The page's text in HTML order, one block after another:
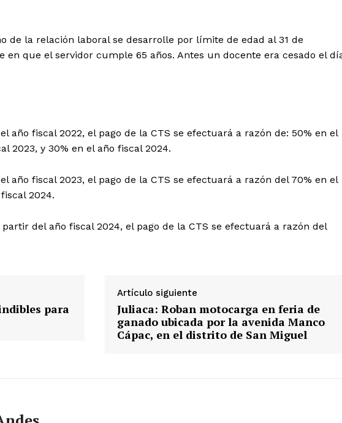
SUSCRIBETE
Contacto
de la relación laboral se desarrolle por límite de edad al 31 de
en que el servidor cumple 65 años. Antes un docente era cesado el
año fiscal 2022, el pago de la CTS se efectuará a razón de: 50% en el
2023, y 30% en el año fiscal 2024.
año fiscal 2023, el pago de la CTS se efectuará a razón del 70% en el
2024.
del año fiscal 2024, el pago de la CTS se efectuará a razón del
para
Artículo siguiente
Juliaca: Roban motocarga en feria de
ganado ubicada por la avenida Manco
Cápac, en el distrito de San Miguel